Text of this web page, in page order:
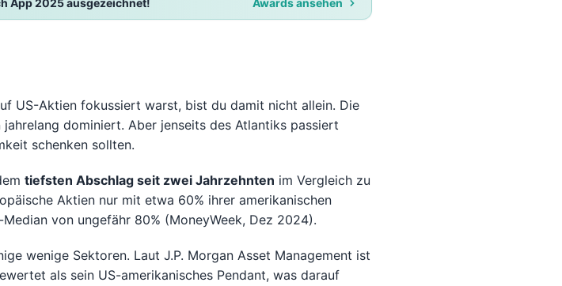
App 2025 ausgezeichnet! Awards ansehen
US-Aktien fokussiert warst, bist du damit nicht allein. Die
dominiert. Aber jenseits des Atlantiks passiert
schenken sollten.
tiefsten Abschlag seit zwei Jahrzehnten im Vergleich zu
Aktien nur mit etwa 60% ihrer amerikanischen
von ungefähr 80% (MoneyWeek, Dez 2024).
wenige Sektoren. Laut J.P. Morgan Asset Management ist
als sein US-amerikanisches Pendant, was darauf